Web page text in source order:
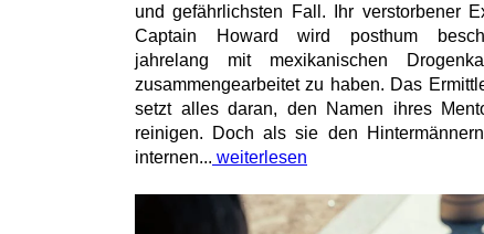
und gefährlichsten Fall. Ihr verstorbener
Captain Howard wird posthum
jahrelang mit mexikanischen
zusammengearbeitet zu haben. Das
setzt alles daran, den Namen ihres
reinigen. Doch als sie den
internen... weiterlesen